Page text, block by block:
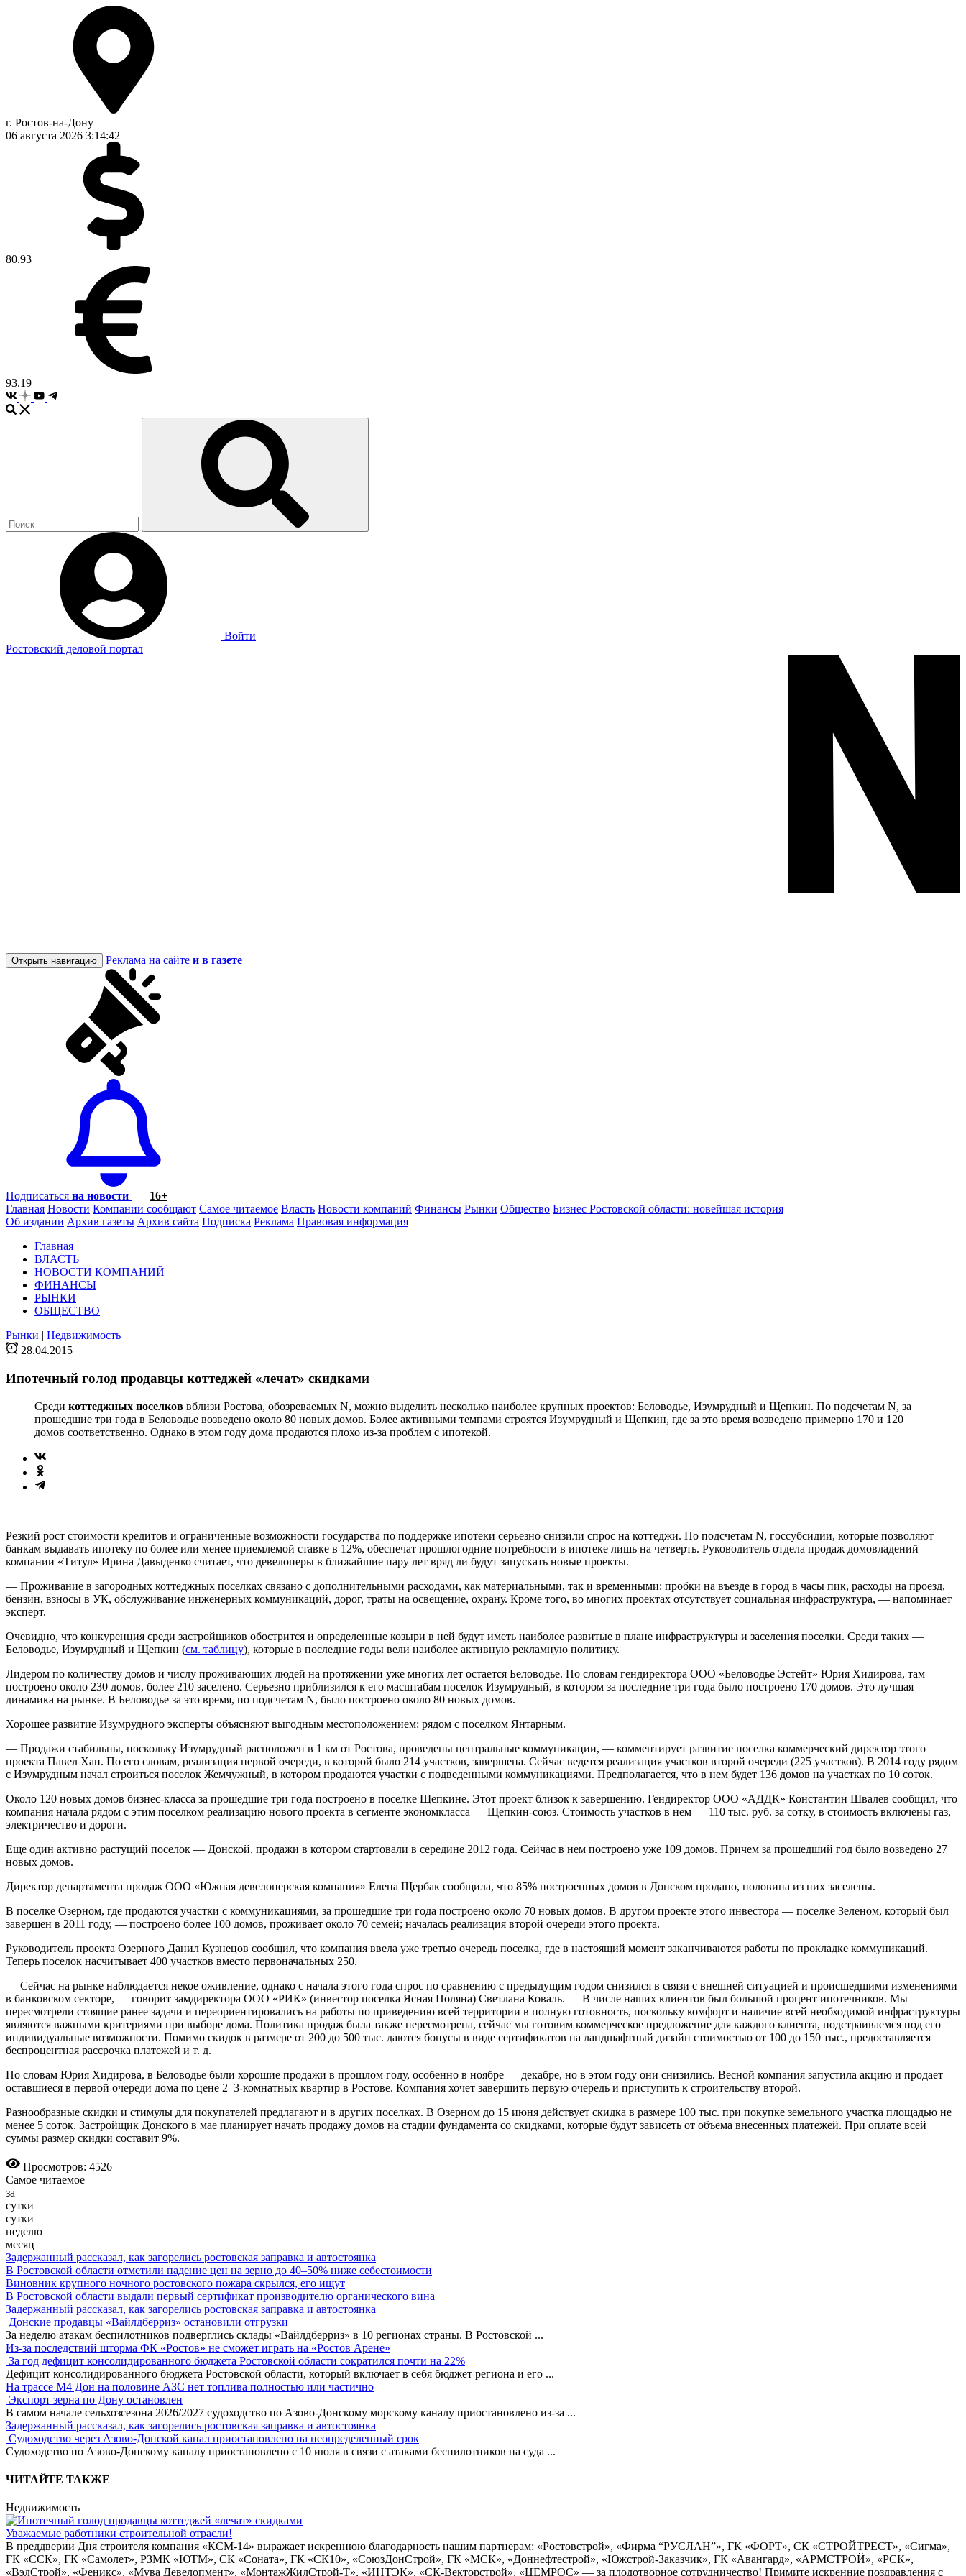
г. Ростов-на-Дону
06 августа 2026 3:14:42
80.93
93.19
Войти
Ростовский деловой портал
Открыть навигацию Реклама на сайте и в газете
Подписаться на новости
16+
Главная Новости Компании сообщают Самое читаемое Власть Новости компаний Финансы Рынки Общество Бизнес Ростовской области: новейшая история
Об издании Архив газеты Архив сайта Подписка Реклама Правовая информация
Главная
ВЛАСТЬ
НОВОСТИ КОМПАНИЙ
ФИНАНСЫ
РЫНКИ
ОБЩЕСТВО
Рынки | Недвижимость
28.04.2015
Ипотечный голод продавцы коттеджей «лечат» скидками
Среди коттеджных поселков вблизи Ростова, обозреваемых N, можно выделить несколько наиболее крупных проектов: Беловодье, Изумрудный и Щепкин. По подсчетам N, за
прошедшие три года в Беловодье возведено около 80 новых домов. Более активными темпами строятся Изумрудный и Щепкин, где за это время возведено примерно 170 и 120
домов соответственно. Однако в этом году дома продаются плохо из-за проблем с ипотекой.
Резкий рост стоимости кредитов и ограниченные возможности государства по поддержке ипотеки серьезно снизили спрос на коттеджи. По подсчетам N, госсубсидии, которые позволяют
банкам выдавать ипотеку по более или менее приемлемой ставке в 12%, обеспечат прошлогодние потребности в ипотеке лишь на четверть. Руководитель отдела продаж домо­владений
компании «Титул» Ирина Давыденко считает, что девелоперы в ближайшие пару лет вряд ли будут запускать новые проекты.
— Проживание в загородных коттеджных поселках связано с дополнительными расходами, как материальными, так и временными: пробки на въезде в город в часы пик, расходы на проезд,
бензин, взносы в УК, обслуживание инженерных коммуникаций, дорог, траты на освещение, охрану. Кроме того, во многих проектах отсутствует социальная инфраструктура, — напоминает
эксперт.
Очевидно, что конкуренция среди застройщиков обострится и определенные козыри в ней будут иметь наиболее развитые в плане инфраструктуры и заселения поселки. Среди таких —
Беловодье, Изумрудный и Щепкин (см. таблицу), которые в последние годы вели наиболее активную рекламную политику.
Лидером по количеству домов и числу проживающих людей на протяжении уже многих лет остается Беловодье. По словам гендиректора ООО «Беловодье Эстейт» Юрия Хидирова, там
построено около 230 домов, более 210 заселено. Серьезно приблизился к его масштабам поселок Изумрудный, в котором за последние три года было построено 170 домов. Это лучшая
динамика на рынке. В Беловодье за это время, по подсчетам N, было построено около 80 новых домов.
Хорошее развитие Изумрудного эксперты объясняют выгодным мес­тоположением: рядом с поселком Янтарным.
— Продажи стабильны, поскольку Изумрудный расположен в 1 км от Ростова, проведены центральные коммуникации, — комментирует развитие поселка коммерческий директор этого
проекта Павел Хан. По его словам, реализация первой очереди, в которой было 214 участков, завершена. Сейчас ведется реализация участков второй очереди (225 участков). В 2014 году рядом
с Изумрудным начал строиться поселок Жемчужный, в котором продаются участки с подведенными коммуникациями. Предполагается, что в нем будет 136 домов на участках по 10 соток.
Около 120 новых домов бизнес-класса за прошедшие три года построено в поселке Щепкине. Этот проект близок к завершению. Гендиректор ООО «АДДК» Константин Швалев сообщил, что
компания начала рядом с этим поселком реализацию нового проекта в сегменте экономкласса — Щепкин-союз. Стоимость участков в нем — 110 тыс. руб. за сотку, в стоимость включены газ,
электричество и дороги.
Еще один активно растущий поселок — Донской, продажи в котором стартовали в середине 2012 года. Сейчас в нем построено уже 109 домов. Причем за прошедший год было возведено 27
новых домов.
Директор департамента продаж ООО «Южная девелоперская компания» Елена Щербак сообщила, что 85% построенных домов в Донском продано, половина из них заселены.
В поселке Озерном, где продаются участки с коммуникациями, за прошедшие три года построено около 70 новых домов. В другом проекте этого инвестора — поселке Зеленом, который был
завершен в 2011 году, — построено более 100 домов, проживает около 70 семей; началась реализация второй очереди этого проекта.
Руководитель проекта Озерного Данил Кузнецов сообщил, что компания ввела уже третью очередь поселка, где в настоящий момент заканчиваются работы по прокладке коммуникаций.
Теперь поселок насчитывает 400 участков вместо первоначальных 250.
— Сейчас на рынке наблюдается некое оживление, однако с начала этого года спрос по сравнению с предыдущим годом снизился в связи с внешней ситуацией и происшедшими изменениями
в банковском секторе, — говорит замдиректора ООО «РИК» (инвестор поселка Ясная Поляна) Светлана Коваль. — В числе наших клиентов был большой процент ипотечников. Мы
пересмотрели стоящие ранее задачи и переориентировались на работы по приведению всей территории в полную готовность, поскольку комфорт и наличие всей необходимой инфраструктуры
являются важными критериями при выборе дома. Политика продаж была также пересмотрена, сейчас мы готовим коммерческое предложение для каждого клиента, подстраиваемся под его
индивидуальные возможности. Помимо скидок в размере от 200 до 500 тыс. даются бонусы в виде сертификатов на ландшафтный дизайн стоимостью от 100 до 150 тыс., предоставляется
беспроцентная рассрочка платежей и т. д.
По словам Юрия Хидирова, в Беловодье были хорошие продажи в прошлом году, особенно в ноябре — декабре, но в этом году они снизились. Весной компания запустила акцию и продает
оставшиеся в первой очереди дома по цене 2–3-комнатных квартир в Ростове. Компания хочет завершить первую очередь и приступить к строительству второй.
Разнообразные скидки и стимулы для покупателей предлагают и в других поселках. В Озерном до 15 июня действует скидка в размере 100 тыс. при покупке земельного участка площадью не
менее 5 соток. Застройщик Донского в мае планирует начать продажу домов на стадии фундамента со скидками, которые будут зависеть от объема внесенных платежей. При оплате всей
суммы размер скидки составит 9%.
Просмотров: 4526
Самое читаемое
за
сутки
сутки
неделю
месяц
Задержанный рассказал, как загорелись ростовская заправка и автостоянка
В Ростовской области отметили падение цен на зерно до 40–50% ниже себестоимости
Виновник крупного ночного ростовского пожара скрылся, его ищут
В Ростовской области выдали первый сертификат производителю органического вина
Задержанный рассказал, как загорелись ростовская заправка и автостоянка
Донские продавцы «Вайлдберриз» остановили отгрузки
За неделю атакам беспилотников подверглись склады «Вайлдберриз» в 10 регионах страны. В Ростовской ...
Из-за последствий шторма ФК «Ростов» не сможет играть на «Ростов Арене»
За год дефицит консолидированного бюджета Ростовской области сократился почти на 22%
Дефицит консолидированного бюджета Ростовской области, который включает в себя бюджет региона и его ...
На трассе М4 Дон на половине АЗС нет топлива полностью или частично
Экспорт зерна по Дону остановлен
В самом начале сельхозсезона 2026/2027 судоходство по Азово-Донскому морскому каналу приостановлено из-за ...
Задержанный рассказал, как загорелись ростовская заправка и автостоянка
Судоходство через Азово-Донской канал приостановлено на неопределенный срок
Судоходство по Азово-Донскому каналу приостановлено с 10 июля в связи с атаками беспилотников на суда ...
ЧИТАЙТЕ ТАКЖЕ
Недвижимость
Уважаемые работники строительной отрасли!
В преддверии Дня строителя компания «КСМ-14» выражает искреннюю благодарность нашим партнерам: «Ростовстрой», «Фирма “РУСЛАН”», ГК «ФОРТ», СК «СТРОЙТРЕСТ», «Сигма»,
ГК «ССК», ГК «Самолет», РЗМК «ЮТМ», СК «Соната», ГК «СК10», «СоюзДонСтрой», ГК «МСК», «Доннефтестрой», «Южстрой-Заказчик», ГК «Авангард», «АРМСТРОЙ», «РСК»,
«ВэлСтрой», «Феникс», «Мува Девелопмент», «МонтажЖилСтрой-Т», «ИНТЭК», «СК-Векторстрой», «ЦЕМРОС» — за плодотворное сотрудничество! Примите искренние поздравления с